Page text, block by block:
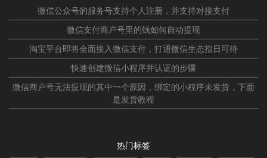
微信公众号的服务号支持个人注册，并支持对接支付
微信支付商户号里的钱如何自动提现
淘宝平台即将全面接入微信支付，打通微信生态指日可待
快速创建微信小程序并认证的步骤
微信商户号无法提现的其中一个原因，绑定的小程序未发货，下面
是发货教程
热门标签